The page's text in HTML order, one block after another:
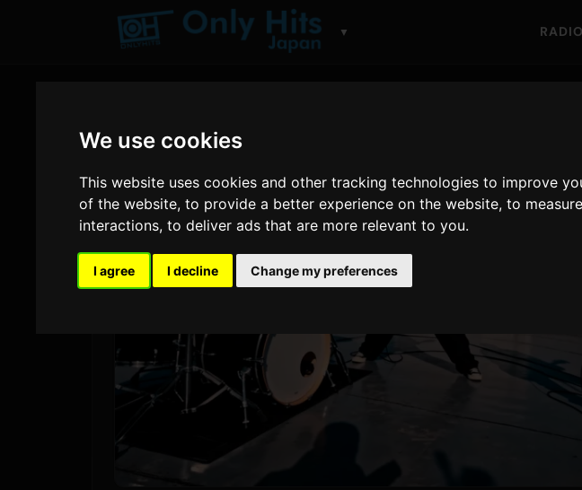
We use cookies
This website uses cookies and other tracking technologies to improve
of the website,to provide a better experience on the website,to
interactions,to deliver ads that are more relevant to you.
I agree I decline Change my preferences
▼ RADIO